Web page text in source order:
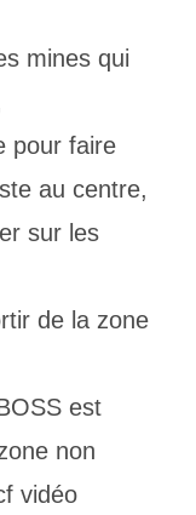
mines qui
pour faire
au centre,
sur les
de la zone
est
non
vidéo